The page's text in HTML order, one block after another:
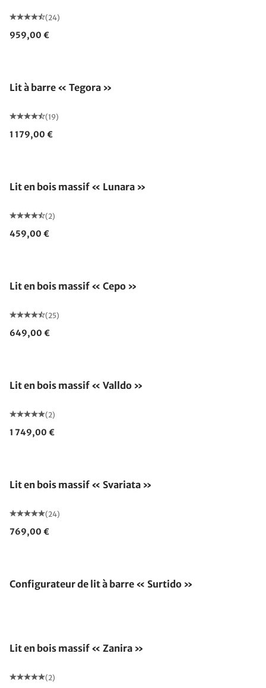
(24)
959,00 €
Lit à barre « Tegora »
(19)
1 179,00 €
Lit en bois massif « Lunara »
(2)
459,00 €
Lit en bois massif « Cepo »
(25)
649,00 €
Lit en bois massif « Valldo »
(2)
1 749,00 €
Lit en bois massif « Svariata »
(24)
769,00 €
Configurateur de lit à barre « Surtido »
Lit en bois massif « Zanira »
(2)